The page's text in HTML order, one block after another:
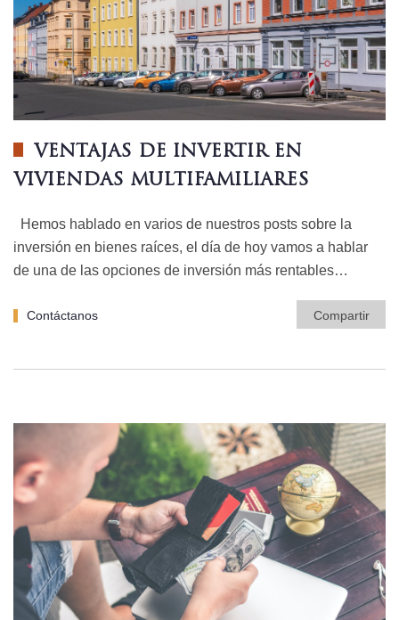
VENTAJAS DE INVERTIR EN
VIVIENDAS MULTIFAMILIARES
Hemos hablado en varios de nuestros posts sobre la
inversión en bienes raíces, el día de hoy vamos a hablar
de una de las opciones de inversión más rentables…
Contáctanos Compartir